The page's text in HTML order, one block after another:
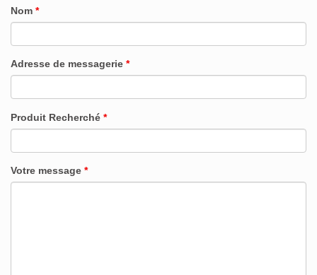
Nom *
Adresse de messagerie *
Produit Recherché *
Votre message *